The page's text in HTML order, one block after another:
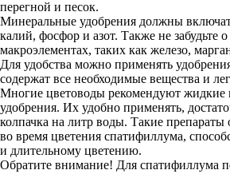
перегной и песок.
Минеральные удобрения должны
калий, фосфор и азот. Также не забудьте
макроэлементах, таких как железо,
Для удобства можно применять
содержат все необходимые вещества и
Многие цветоводы рекомендуют жидкие
удобрения. Их удобно применять,
колпачка на литр воды. Такие
во время цветения спатифиллума,
и длительному цветению.
Обратите внимание! Для спатифиллума